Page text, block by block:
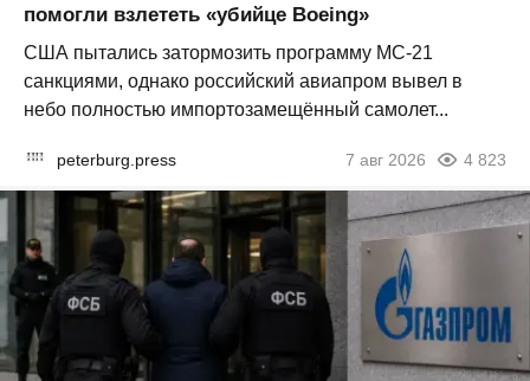
помогли взлететь «убийце Boeing»
США пытались затормозить программу МС-21
санкциями, однако российский авиапром вывел в
небо полностью импортозамещённый самолет...
peterburg.press 7 авг 2026 4 823